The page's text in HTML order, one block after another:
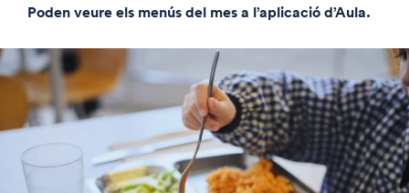
Poden veure els menús del mes a l’aplicació d’Aula.